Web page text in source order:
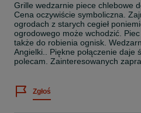
Grille wedzarnie piece chlebowe
Cena oczywiście symboliczna.
ogrodach z starych cegieł
ogrodowego może wchodzić.
także do robienia ognisk.
Angielki.. Piękne połączenie
polecam. Zainteresowanych
Zgłoś